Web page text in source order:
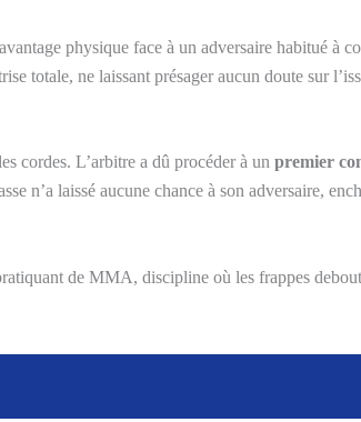
physique face à un adversaire habitué à
totale, ne laissant présager aucun doute sur
cordes. L’arbitre a dû procéder à un premier
n’a laissé aucune chance à son adversaire,
de MMA, discipline où les frappes debout